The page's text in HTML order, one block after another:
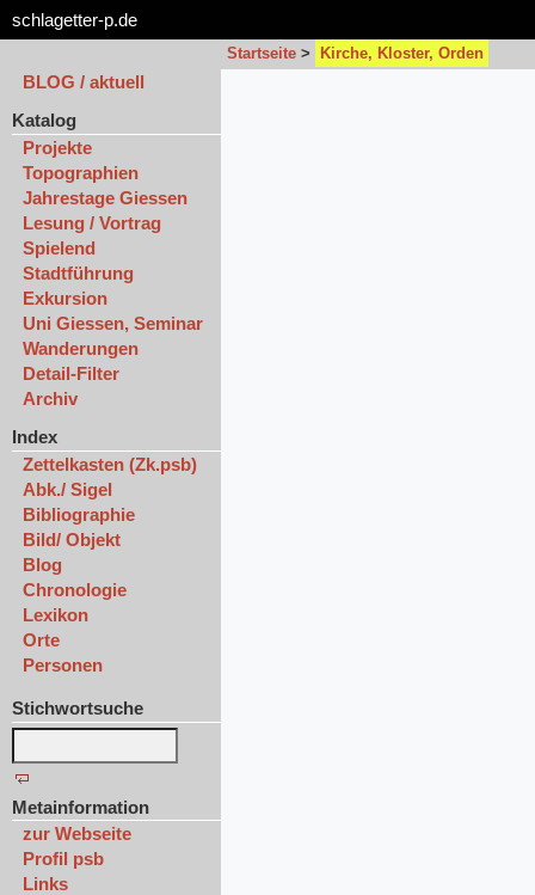
schlagetter-p.de
Startseite > Kirche, Kloster, Orden
BLOG / aktuell
Katalog
Projekte
Topographien
Jahrestage Giessen
Lesung / Vortrag
Spielend
Stadtführung
Exkursion
Uni Giessen, Seminar
Wanderungen
Detail-Filter
Archiv
Index
Zettelkasten (Zk.psb)
Abk./ Sigel
Bibliographie
Bild/ Objekt
Blog
Chronologie
Lexikon
Orte
Personen
Stichwortsuche
Metainformation
zur Webseite
Profil psb
Links